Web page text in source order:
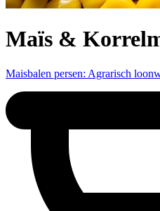
Maïs &
Maisbalen persen: Agrarisch